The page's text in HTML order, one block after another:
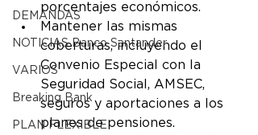
DEMANDAS
NOTICIAS Banco Santander
VARIOS
Breaking Bank
PLAN FLEXIBLE
porcentajes económicos.
Mantener las mismas
coberturas, incluyendo el
Convenio Especial con la
Seguridad Social, AMSEC,
seguros y aportaciones a los
planes de pensiones.